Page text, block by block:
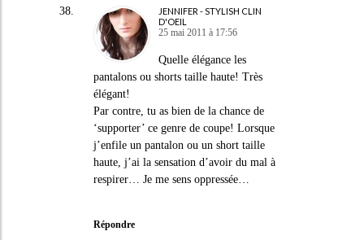
JENNIFER - STYLISH CLIN
D'OEIL
25 mai 2011 à 17:56
Quelle élégance les
pantalons ou shorts taille haute! Très
élégant!
Par contre, tu as bien de la chance de
‘supporter’ ce genre de coupe! Lorsque
j’enfile un pantalon ou un short taille
haute, j’ai la sensation d’avoir du mal à
respirer… Je me sens oppressée…
Répondre